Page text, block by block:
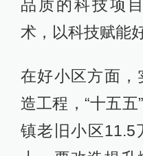
品质的科技项
术，以科技赋能
在好小区方面，
造工程，“十五
镇老旧小区11.5